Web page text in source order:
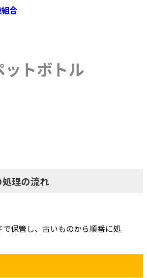
ットボトル
理の流れ
保管し、古いものから順番に処